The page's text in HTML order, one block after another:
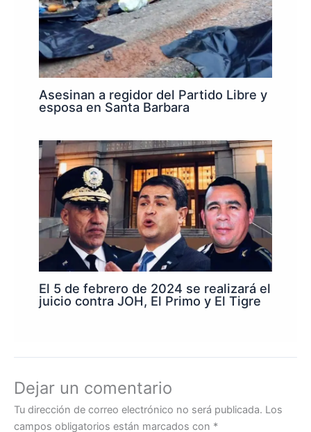
Asesinan a regidor del Partido Libre y
esposa en Santa Barbara
El 5 de febrero de 2024 se realizará el
juicio contra JOH, El Primo y El Tigre
Dejar un comentario
Tu dirección de correo electrónico no será publicada. Los
campos obligatorios están marcados con *